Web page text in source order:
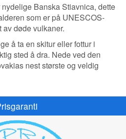
Banska Stiavnica, dette
som er på UNESCOS-
døde vulkaner.
å ta en skitur eller fottur i
sted å dra. Nede ved den
nest største og veldig